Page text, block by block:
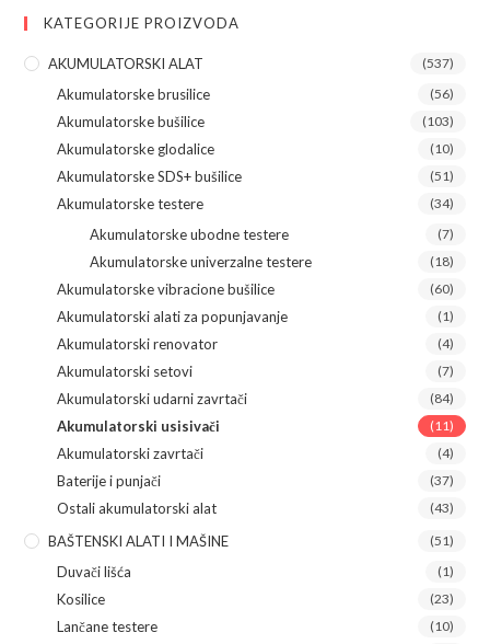
KATEGORIJE PROIZVODA
AKUMULATORSKI ALAT (537)
Akumulatorske brusilice (56)
Akumulatorske bušilice (103)
Akumulatorske glodalice (10)
Akumulatorske SDS+ bušilice (51)
Akumulatorske testere (34)
Akumulatorske ubodne testere (7)
Akumulatorske univerzalne testere (18)
Akumulatorske vibracione bušilice (60)
Akumulatorski alati za popunjavanje (1)
Akumulatorski renovator (4)
Akumulatorski setovi (7)
Akumulatorski udarni zavrtači (84)
Akumulatorski usisivači (11)
Akumulatorski zavrtači (4)
Baterije i punjači (37)
Ostali akumulatorski alat (43)
BAŠTENSKI ALATI I MAŠINE (51)
Duvači lišća (1)
Kosilice (23)
Lančane testere (10)